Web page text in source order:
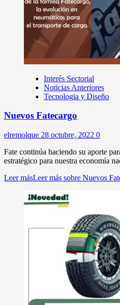
Interés Sectorial
Noticias Anteriores
Tecnologia y Diseño
Nuevos Fatecargo
elremolque 28 octubre, 2022 0
Fate continúa haciendo su aporte
estratégico para nuestra economía
Leer másLeer más sobre Nuevos